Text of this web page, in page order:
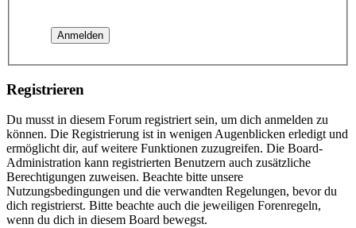
Registrieren
Du musst in diesem Forum registriert sein, um dich anmelden zu
können. Die Registrierung ist in wenigen Augenblicken erledigt und
ermöglicht dir, auf weitere Funktionen zuzugreifen. Die Board-
Administration kann registrierten Benutzern auch zusätzliche
Berechtigungen zuweisen. Beachte bitte unsere
Nutzungsbedingungen und die verwandten Regelungen, bevor du
dich registrierst. Bitte beachte auch die jeweiligen Forenregeln,
wenn du dich in diesem Board bewegst.